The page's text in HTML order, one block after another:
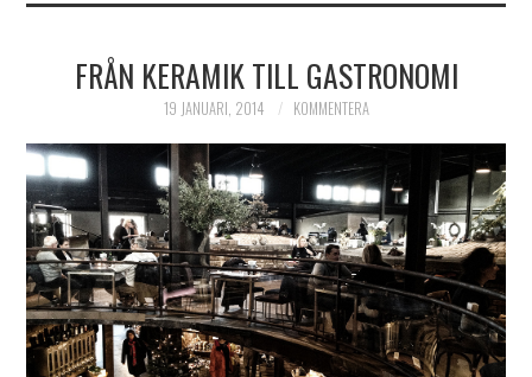
HIMLAGRÖNT
HIMLAMYSIGT
HIMLASNYGGT
VI MÖTER
VI SPANAR PÅ
FRÅN KERAMIK TILL GASTRONOMI
19 JANUARI, 2014 KOMMENTERA